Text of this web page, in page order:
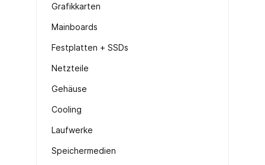
Grafikkarten
Mainboards
Festplatten + SSDs
Netzteile
Gehäuse
Cooling
Laufwerke
Speichermedien